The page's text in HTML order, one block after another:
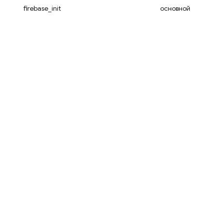
firebase_init основной